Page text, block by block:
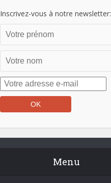
Inscrivez-vous à notre newsletter:
Menu